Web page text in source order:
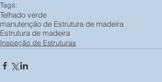
Tags:
Telhado verde
manutenção de Estrutura de madeira
Estrutura de madeira
Inspeção de Estruturas